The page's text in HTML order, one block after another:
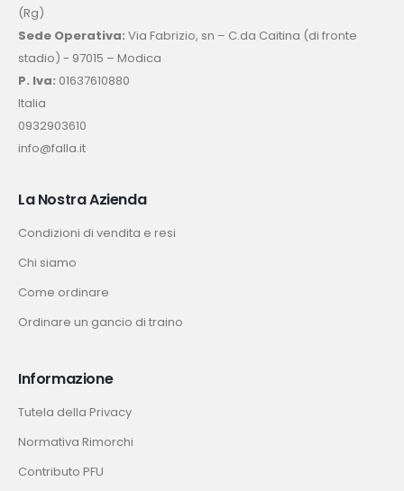
(Rg)
Sede Operativa: Via Fabrizio, sn – C.da Caitina (di fronte
stadio) - 97015 – Modica
P. Iva: 01637610880
Italia
0932903610
info@falla.it
La Nostra Azienda
Condizioni di vendita e resi
Chi siamo
Come ordinare
Ordinare un gancio di traino
Informazione
Tutela della Privacy
Normativa Rimorchi
Contributo PFU